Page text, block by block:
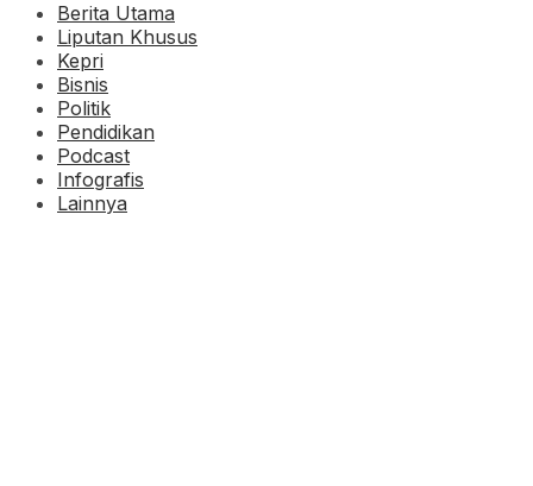
Berita Utama
Liputan Khusus
Kepri
Bisnis
Politik
Pendidikan
Podcast
Infografis
Lainnya